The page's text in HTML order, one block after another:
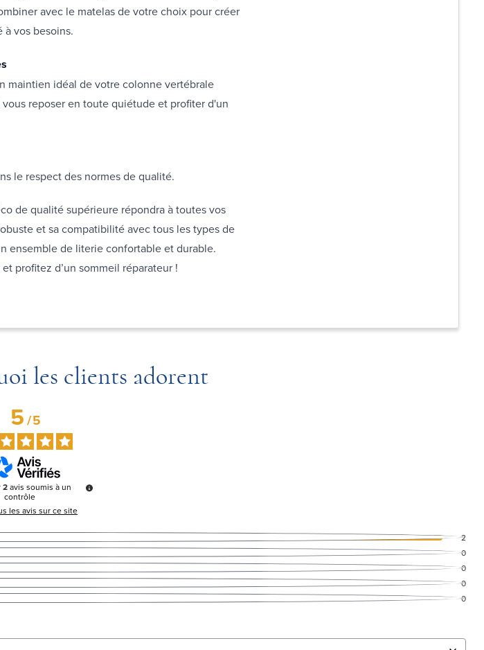
avec le matelas de votre choix pour créer
vos besoins.
maintien idéal de votre colonne vertébrale
reposer en toute quiétude et profiter d'un
le respect des normes de qualité.
de qualité supérieure répondra à toutes vos
et sa compatibilité avec tous les types de
ensemble de literie confortable et durable.
profitez d’un sommeil réparateur !
les clients adorent
5/5
2 avis soumis à un
contrôle
les avis sur ce site
2
0
0
0
0